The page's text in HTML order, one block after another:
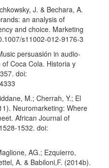
J. & Bechara, A.
an analysis of
and choice. Marketing
s11002-012-9176-3
persuasión in audio-
Coca Cola. Historia y
doi:
M.; Cherrah, Y.; El
Neuromarketing: Where
African Journal of
1532. doi:
AG.; Ezquierro,
A. & Babiloni,F. (2014b).